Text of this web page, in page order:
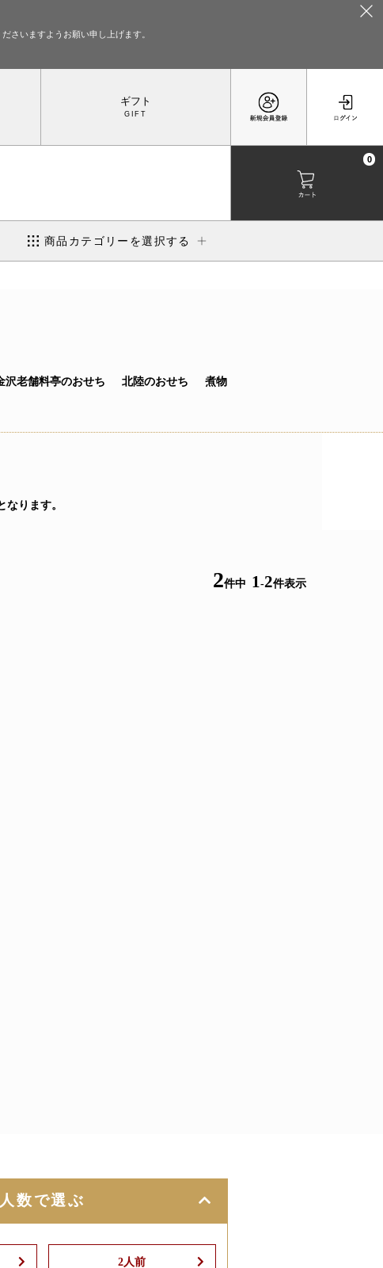
さいますようお願い申し上げます。
0
ギフト
商品カテゴリーを選択する
沢老舗料亭のおせち 北陸のおせち 煮物
ります。
2件中 1 -2件表示
人数で選ぶ
2人前